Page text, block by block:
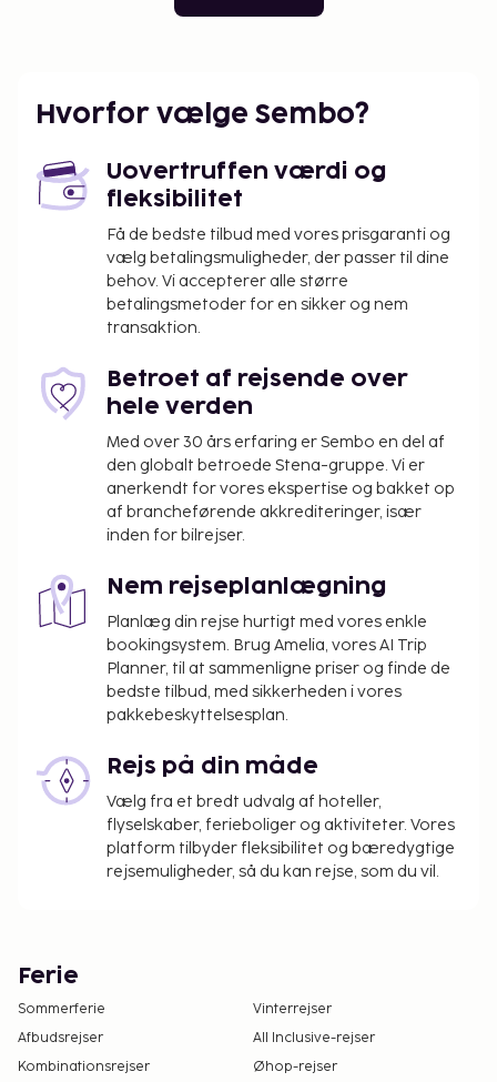
Hvorfor vælge Sembo?
Uovertruffen værdi og
fleksibilitet
Få de bedste tilbud med vores prisgaranti og
vælg betalingsmuligheder, der passer til dine
behov. Vi accepterer alle større
betalingsmetoder for en sikker og nem
transaktion.
Betroet af rejsende over
hele verden
Med over 30 års erfaring er Sembo en del af
den globalt betroede Stena-gruppe. Vi er
anerkendt for vores ekspertise og bakket op
af brancheførende akkrediteringer, især
inden for bilrejser.
Nem rejseplanlægning
Planlæg din rejse hurtigt med vores enkle
bookingsystem. Brug Amelia, vores AI Trip
Planner, til at sammenligne priser og finde de
bedste tilbud, med sikkerheden i vores
pakkebeskyttelsesplan.
Rejs på din måde
Vælg fra et bredt udvalg af hoteller,
flyselskaber, ferieboliger og aktiviteter. Vores
platform tilbyder fleksibilitet og bæredygtige
rejsemuligheder, så du kan rejse, som du vil.
Ferie
Sommerferie
Vinterrejser
Afbudsrejser
All Inclusive-rejser
Kombinationsrejser
Øhop-rejser